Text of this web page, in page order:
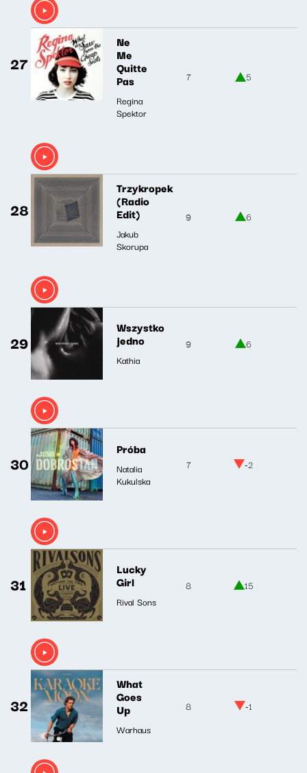
27
Ne
Me
Quitte
Pas
Regina
Spektor
7 5
28
Trzykropek
(Radio
Edit)
Jakub
Skorupa
9 6
29
Wszystko
jedno
Kathia
9 6
30
Próba
Natalia
Kukulska
7 -2
31
Lucky
Girl
Rival Sons
8 15
32
What
Goes
Up
Warhaus
8 -1